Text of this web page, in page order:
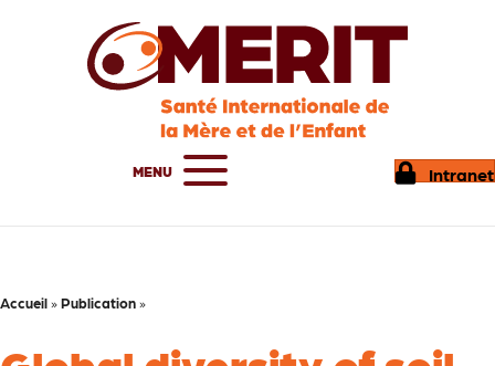
MENU Intranet
Accueil » Publication »